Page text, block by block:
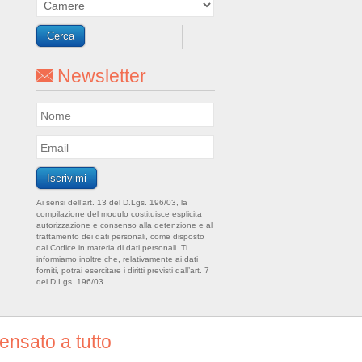
Newsletter
Ai sensi dell’art. 13 del D.Lgs. 196/03, la
compilazione del modulo costituisce esplicita
autorizzazione e consenso alla detenzione e al
trattamento dei dati personali, come disposto
dal Codice in materia di dati personali. Ti
informiamo inoltre che, relativamente ai dati
forniti, potrai esercitare i diritti previsti dall’art. 7
del D.Lgs. 196/03.
a tutto